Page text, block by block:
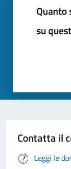
Quanto
su
Contatta il
Leggi le